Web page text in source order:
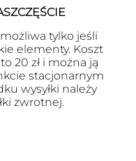
tylko jeśli
elementy. Koszt
20 zł i można ją
stacjonarnym
wysyłki należy
zwrotnej.